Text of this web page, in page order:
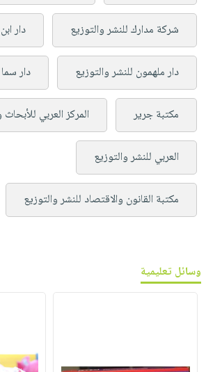
شركة مدارك للنشر والتوزيع دار
دار ملهمون للنشر والتوزيع دار
مكتبة جرير المركز العربي
العربي للنشر والتوزيع
مكتبة القانون والاقتصاد للنشر والتوزيع
وسائل تعليمية